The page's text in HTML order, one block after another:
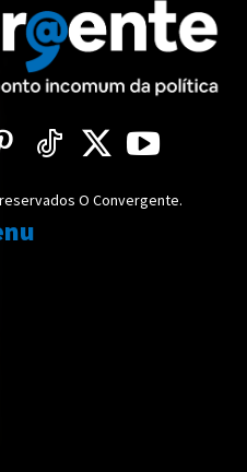
O Convergente.